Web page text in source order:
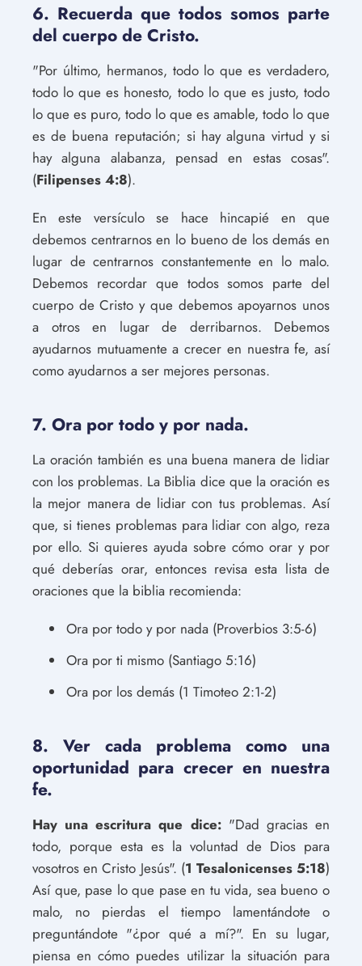
6. Recuerda que todos somos parte
del cuerpo de Cristo.
"Por último, hermanos, todo lo que es verdadero,
todo lo que es honesto, todo lo que es justo, todo
lo que es puro, todo lo que es amable, todo lo que
es de buena reputación; si hay alguna virtud y si
hay alguna alabanza, pensad en estas cosas".
(Filipenses 4:8).
En este versículo se hace hincapié en que
debemos centrarnos en lo bueno de los demás en
lugar de centrarnos constantemente en lo malo.
Debemos recordar que todos somos parte del
cuerpo de Cristo y que debemos apoyarnos unos
a otros en lugar de derribarnos. Debemos
ayudarnos mutuamente a crecer en nuestra fe, así
como ayudarnos a ser mejores personas.
7. Ora por todo y por nada.
La oración también es una buena manera de lidiar
con los problemas. La Biblia dice que la oración es
la mejor manera de lidiar con tus problemas. Así
que, si tienes problemas para lidiar con algo, reza
por ello. Si quieres ayuda sobre cómo orar y por
qué deberías orar, entonces revisa esta lista de
oraciones que la biblia recomienda:
Ora por todo y por nada (Proverbios 3:5-6)
Ora por ti mismo (Santiago 5:16)
Ora por los demás (1 Timoteo 2:1-2)
8. Ver cada problema como una
oportunidad para crecer en nuestra
fe.
Hay una escritura que dice: "Dad gracias en
todo, porque esta es la voluntad de Dios para
vosotros en Cristo Jesús". (1 Tesalonicenses 5:18)
Así que, pase lo que pase en tu vida, sea bueno o
malo, no pierdas el tiempo lamentándote o
preguntándote "¿por qué a mí?". En su lugar,
piensa en cómo puedes utilizar la situación para